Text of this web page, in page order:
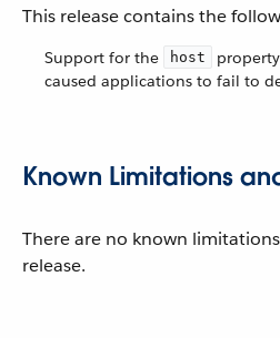
This release contains the
Support for the host
caused applications to fail to
Known Limitations
There are no known
release.